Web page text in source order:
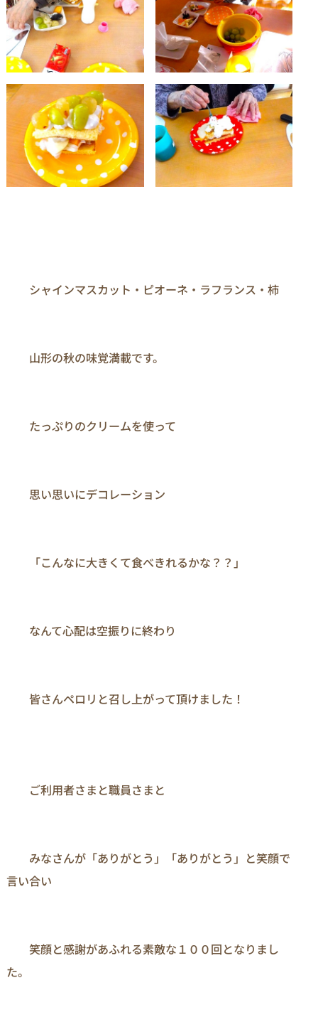
シャインマスカット・ピオーネ・ラフランス・柿
山形の秋の味覚満載です。
たっぷりのクリームを使って
思い思いにデコレーション
「こんなに大きくて食べきれるかな？？」
なんて心配は空振りに終わり
皆さんペロリと召し上がって頂けました！
ご利用者さまと職員さまと
みなさんが「ありがとう」「ありがとう」と笑顔で
言い合い
笑顔と感謝があふれる素敵な１００回となりまし
た。